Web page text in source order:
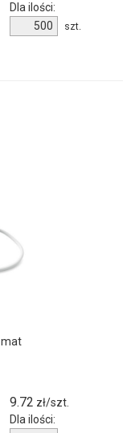
Dla ilości:
produktu
szt.
9.72 zł/szt.
Dla ilości: